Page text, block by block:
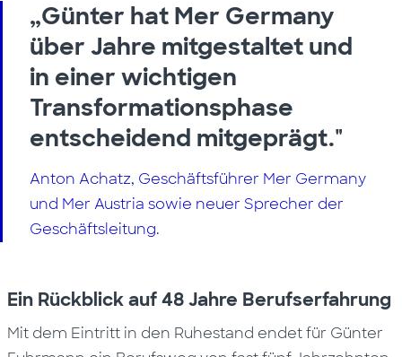
„Günter hat Mer Germany
über Jahre mitgestaltet und
in einer wichtigen
Transformationsphase
entscheidend mitgeprägt."
Anton Achatz, Geschäftsführer Mer Germany
und Mer Austria sowie neuer Sprecher der
Geschäftsleitung.
Ein Rückblick auf 48 Jahre Berufserfahrung
Mit dem Eintritt in den Ruhestand endet für Günter